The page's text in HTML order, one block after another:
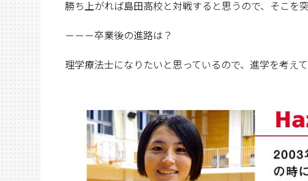
勝ち上がれば島田高校と対戦すると思うので、そこを
－－－卒業後の進路は？
理学療法士になりたいと思っているので、進学を考えて